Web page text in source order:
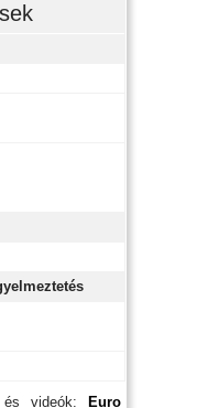
és videók: Euro